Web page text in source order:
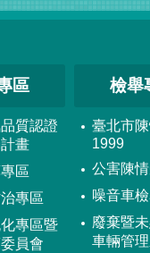
區
質認證
畫
區
專區
專區暨
員會
檢舉
臺北市
1999
公害陳
噪音車
廢棄暨
車輛管